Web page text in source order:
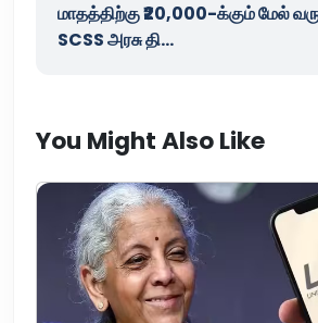
மாதத்திற்கு ₹20,000-க்கும் மேல்
SCSS அரசு தி...
You Might Also Like